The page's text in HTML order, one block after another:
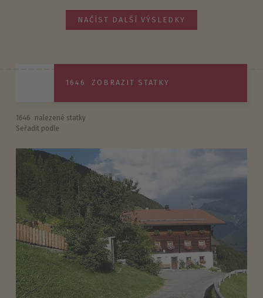
NAČÍST DALŠÍ VÝSLEDKY
1646 ZOBRAZIT STATKY
1646
nalezené statky
Seřadit podle